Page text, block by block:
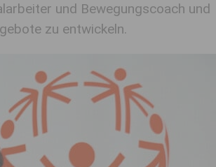
und Bewegungscoach und
zu entwickeln.